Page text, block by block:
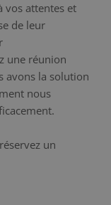
vos attentes et
de leur
une réunion
avons la solution
nous
un